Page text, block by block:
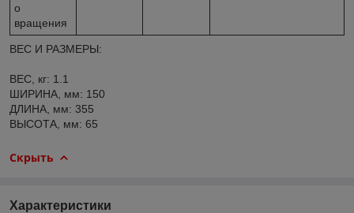
о
вращения
ВЕС И РАЗМЕРЫ:
ВЕС, кг: 1.1
ШИРИНА, мм: 150
ДЛИНА, мм: 355
ВЫСОТА, мм: 65
Скрыть
Характеристики